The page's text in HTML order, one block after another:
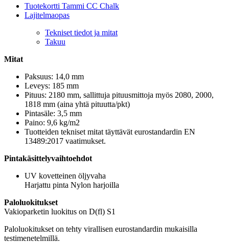
Tuotekortti Tammi CC Chalk
Lajitelmaopas
Tekniset tiedot ja mitat
Takuu
Mitat
Paksuus: 14,0 mm
Leveys: 185 mm
Pituus: 2180 mm, sallittuja pituusmittoja myös 2080, 2000,
1818 mm (aina yhtä pituutta/pkt)
Pintasäle: 3,5 mm
Paino: 9,6 kg/m2
Tuotteiden tekniset mitat täyttävät eurostandardin EN
13489:2017 vaatimukset.
Pintakäsittelyvaihtoehdot
UV kovetteinen öljyvaha
Harjattu pinta Nylon harjoilla
Paloluokitukset
Vakioparketin luokitus on D(fl) S1
Paloluokitukset on tehty virallisen eurostandardin mukaisilla
testimenetelmillä.